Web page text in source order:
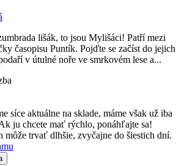
lišák, to jsou Mylišáci! Patří mezi
časopisu Puntík. Pojďte se začíst do jejich
v útulné noře ve smrkovém lese a...
síce aktuálne na sklade, máme však už iba
ju chcete mať rýchlo, ponáhľajte sa!
môže trvať dlhšie, zvyčajne do šiestich dní.